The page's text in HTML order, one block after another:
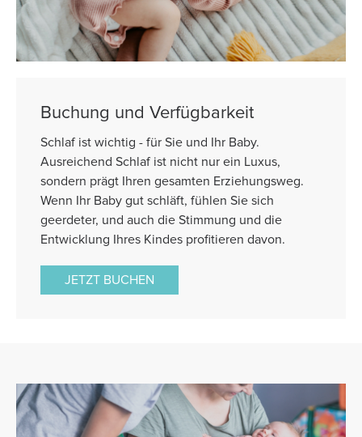
Buchung und Verfügbarkeit
Schlaf ist wichtig - für Sie und Ihr Baby.
Ausreichend Schlaf ist nicht nur ein Luxus,
sondern prägt Ihren gesamten Erziehungsweg.
Wenn Ihr Baby gut schläft, fühlen Sie sich
geerdeter, und auch die Stimmung und die
Entwicklung Ihres Kindes profitieren davon.
JETZT BUCHEN